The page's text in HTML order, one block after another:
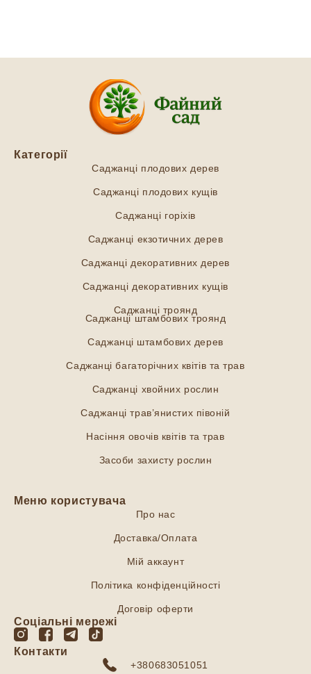
Категорії
Саджанці плодових дерев
Саджанці плодових кущів
Саджанці горіхів
Саджанці екзотичних дерев
Саджанці декоративних дерев
Саджанці декоративних кущів
Саджанці троянд
Саджанці штамбових троянд
Саджанці штамбових дерев
Саджанці багаторічних квітів та трав
Саджанці хвойних рослин
Саджанці трав’янистих півоній
Насіння овочів квітів та трав
Засоби захисту рослин
Меню користувача
Про нас
Доставка/Оплата
Мій аккаунт
Політика конфіденційності
Договір оферти
Соціальні мережі
Контакти
+380683051051